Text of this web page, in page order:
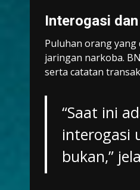
Interogasi
Puluhan orang
jaringan narkoba.
serta catatan
“Saat ini
interogasi
bukan,”